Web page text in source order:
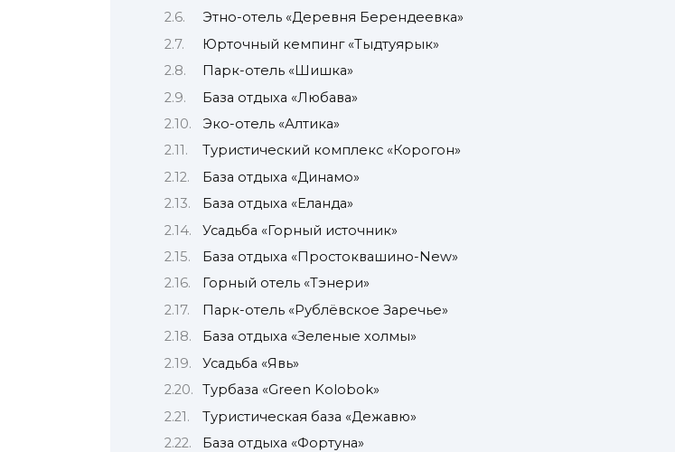
Этно-отель «Деревня Берендеевка»
Юрточный кемпинг «Тыдтуярык»
Парк-отель «Шишка»
База отдыха «Любава»
Эко-отель «Алтика»
Туристический комплекс «Корогон»
База отдыха «Динамо»
База отдыха «Еланда»
Усадьба «Горный источник»
База отдыха «Простоквашино-New»
Горный отель «Тэнери»
Парк-отель «Рублёвское Заречье»
База отдыха «Зеленые холмы»
Усадьба «Явь»
Турбаза «Green Kolobok»
Туристическая база «Дежавю»
База отдыха «Фортуна»